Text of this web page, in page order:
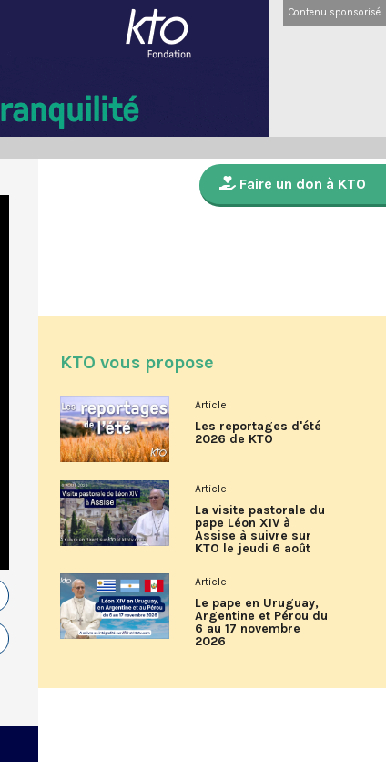
Contenu sponsorisé
Faire un don à KTO
KTO vous propose
Article
Les reportages d'été
2026 de KTO
Article
La visite pastorale du
pape Léon XIV à
Assise à suivre sur
KTO le jeudi 6 août
Article
Le pape en Uruguay,
Argentine et Pérou du
6 au 17 novembre
2026